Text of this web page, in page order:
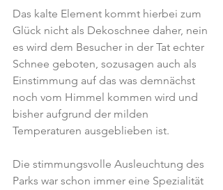
Das kalte Element kommt hierbei zum
Glück nicht als Dekoschnee daher, nein
es wird dem Besucher in der Tat echter
Schnee geboten, sozusagen auch als
Einstimmung auf das was demnächst
noch vom Himmel kommen wird und
bisher aufgrund der milden
Temperaturen ausgeblieben ist.
Die stimmungsvolle Ausleuchtung des
Parks war schon immer eine Spezialität